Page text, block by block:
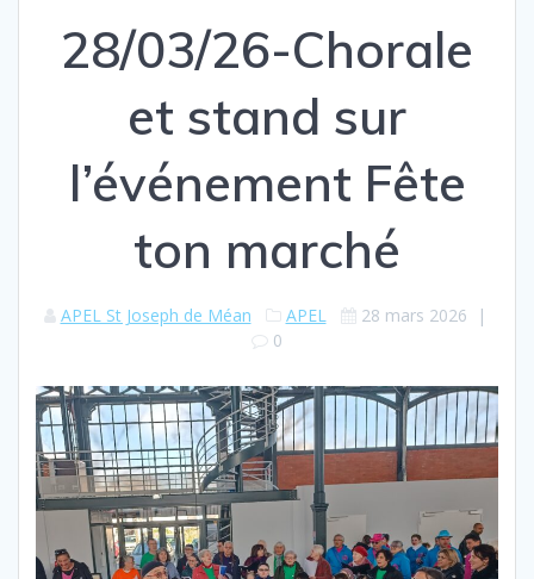
28/03/26-Chorale
et stand sur
l’événement Fête
ton marché
APEL St Joseph de Méan APEL 28 mars 2026 |
0